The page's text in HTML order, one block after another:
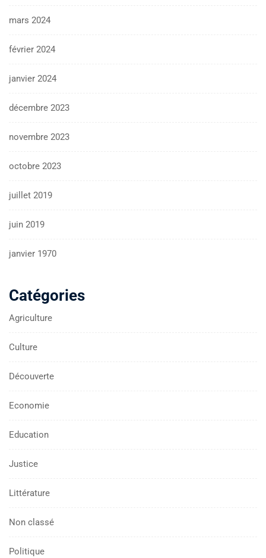
mars 2024
février 2024
janvier 2024
décembre 2023
novembre 2023
octobre 2023
juillet 2019
juin 2019
janvier 1970
Catégories
Agriculture
Culture
Découverte
Economie
Education
Justice
Littérature
Non classé
Politique